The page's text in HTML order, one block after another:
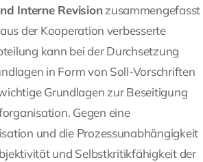
Interne Revision zusammengefasst
der Kooperation verbesserte
kann bei der Durchsetzung
in Form von Soll-Vorschriften
Grundlagen zur Beseitigung
Gegen eine
und die Prozessunabhängigkeit
und Selbstkritikfähigkeit der